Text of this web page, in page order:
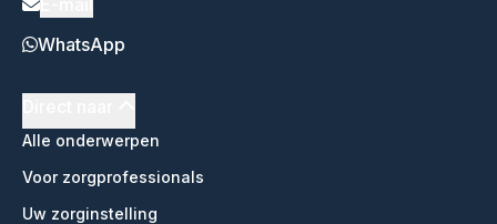
WhatsApp
Alle onderwerpen
Voor zorgprofessionals
Uw zorginstelling